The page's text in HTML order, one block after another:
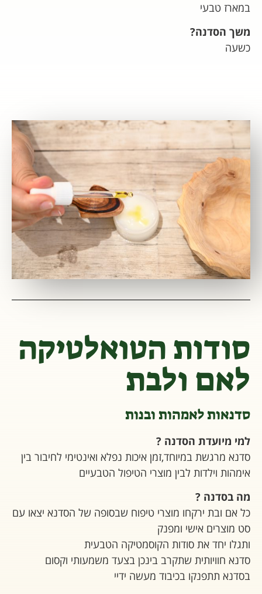
במארז טבעי
משך הסדנה?
כשעה
סודות הטואלטיקה
לאם ולבת
סדנאות לאמהות ובנות
למי מיועדת הסדנה ?
סדנא מרגשת במיוחד,זמן איכות נפלא ואינטימי לחיבור בין
אימהות וילדות לבין מוצרי הטיפול הטבעיים
מה בסדנה ?
כל אם ובת ירקחו מוצרי טיפוח שבסופה של הסדנא יצאו עם
סט מוצרים אישי ומפנק
ותגלו יחד את סודות הקוסמטיקה הטבעית
סדנא חוויותית שתקרב בינכן בצעד משמעותי וקסום
בסדנא תתפנקו בכיבוד מעשה ידיי